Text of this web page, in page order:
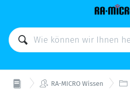
 RA-MICRO Wissen 